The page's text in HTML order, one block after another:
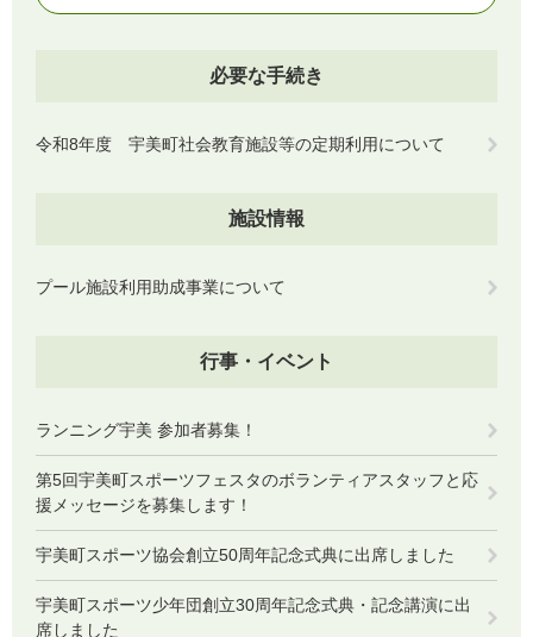
必要な手続き
令和8年度 宇美町社会教育施設等の定期利用について
施設情報
プール施設利用助成事業について
行事・イベント
ランニング宇美 参加者募集！
第5回宇美町スポーツフェスタのボランティアスタッフと応
援メッセージを募集します！
宇美町スポーツ協会創立50周年記念式典に出席しました
宇美町スポーツ少年団創立30周年記念式典・記念講演に出
席しました